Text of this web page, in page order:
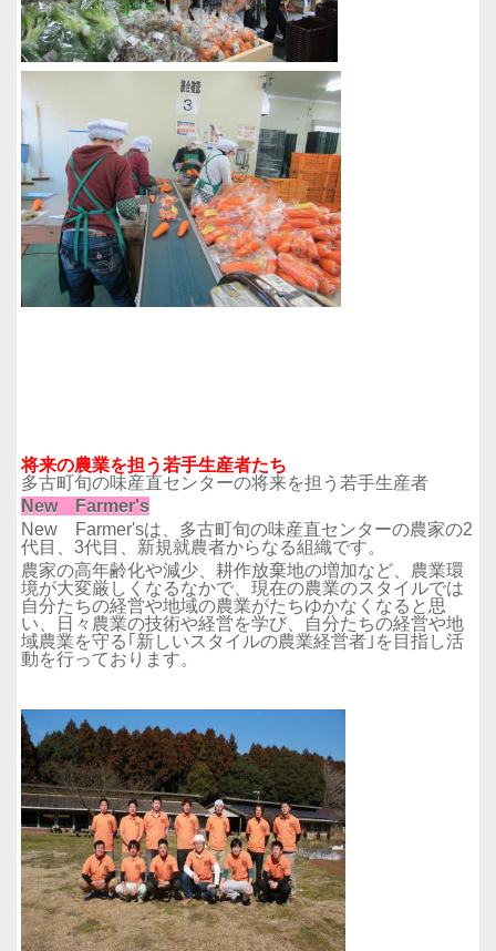
将来の農業を担う若手生産者たち
多古町旬の味産直センターの将来を担う若手生産者
New Farmer's
New Farmer'sは、多古町旬の味産直センターの農家の2
代目、3代目、新規就農者からなる組織です。
農家の高年齢化や減少、耕作放棄地の増加など、農業環
境が大変厳しくなるなかで、現在の農業のスタイルでは
自分たちの経営や地域の農業がたちゆかなくなると思
い、日々農業の技術や経営を学び、自分たちの経営や地
域農業を守る｢新しいスタイルの農業経営者｣を目指し活
動を行っております。